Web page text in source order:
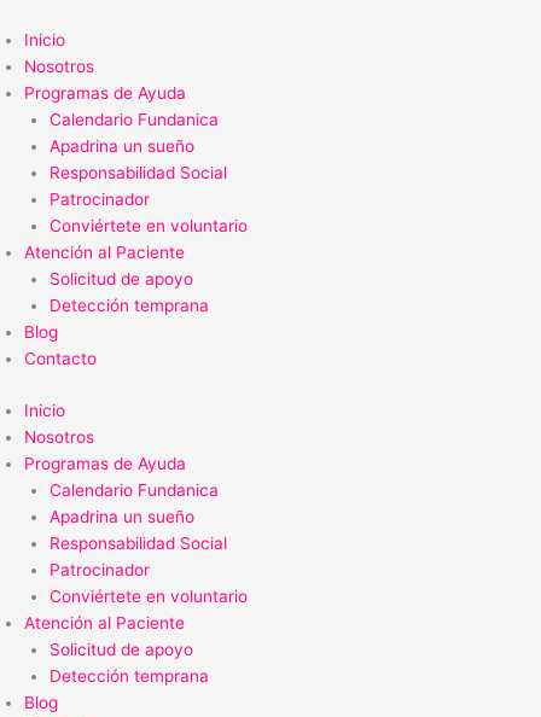
al
contenido
Inicio
Nosotros
Programas de Ayuda
Calendario Fundanica
Apadrina un sueño
Responsabilidad Social
Patrocinador
Conviértete en voluntario
Atención al Paciente
Solicitud de apoyo
Detección temprana
Blog
Contacto
Inicio
Nosotros
Programas de Ayuda
Calendario Fundanica
Apadrina un sueño
Responsabilidad Social
Patrocinador
Conviértete en voluntario
Atención al Paciente
Solicitud de apoyo
Detección temprana
Blog